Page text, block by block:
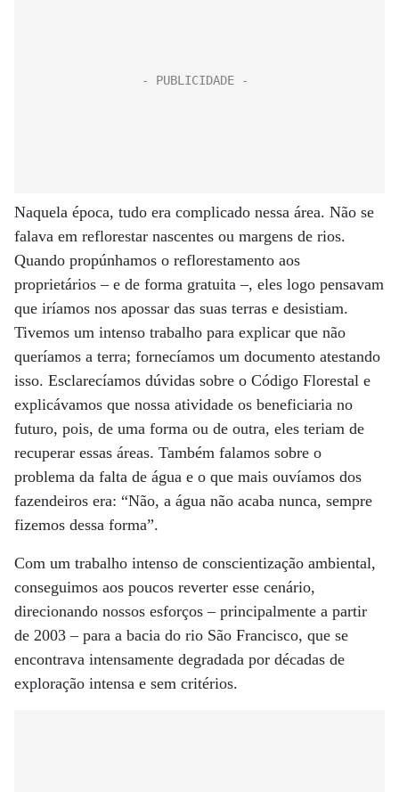
Naquela época, tudo era complicado nessa área. Não se
falava em reflorestar nascentes ou margens de rios.
Quando propúnhamos o reflorestamento aos
proprietários – e de forma gratuita –, eles logo pensavam
que iría­mos nos apossar das suas terras e desistiam.
Tivemos um intenso trabalho para explicar que não
queríamos a terra; fornecíamos um documento atestando
isso. Esclarecíamos dúvidas sobre o Código Florestal e
explicávamos que nossa atividade os beneficiaria no
futuro, pois, de uma forma ou de outra, eles teriam de
recuperar essas áreas. Também falamos sobre o
problema da falta de água e o que mais ouvíamos dos
fazendeiros era: “Não, a água não acaba nunca, sempre
fizemos dessa forma”.
Com um trabalho intenso de conscientização ambiental,
conseguimos aos poucos reverter esse cenário,
direcionando nossos esforços – principalmente a partir
de 2003 – para a bacia do rio São Francisco, que se
encontrava intensamente degradada por décadas de
exploração intensa e sem critérios.